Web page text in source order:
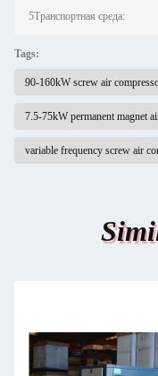
5Транспортная среда:
Tags:
90-160kW screw air
7.5-75kW permanent magnet
variable frequency screw air